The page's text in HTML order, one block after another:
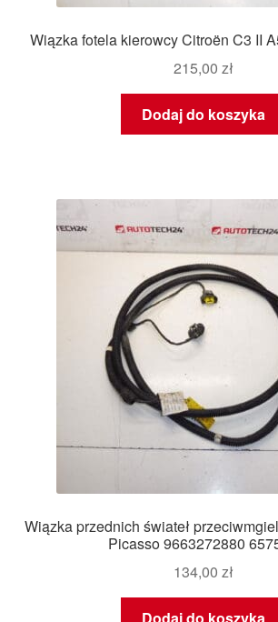
Wiązka fotela kierowcy Citroën C3 II
215,00 zł
Dodaj do koszyka
Wiązka przednich świateł
Picasso 9663272880
134,00 zł
Dodaj do koszyka